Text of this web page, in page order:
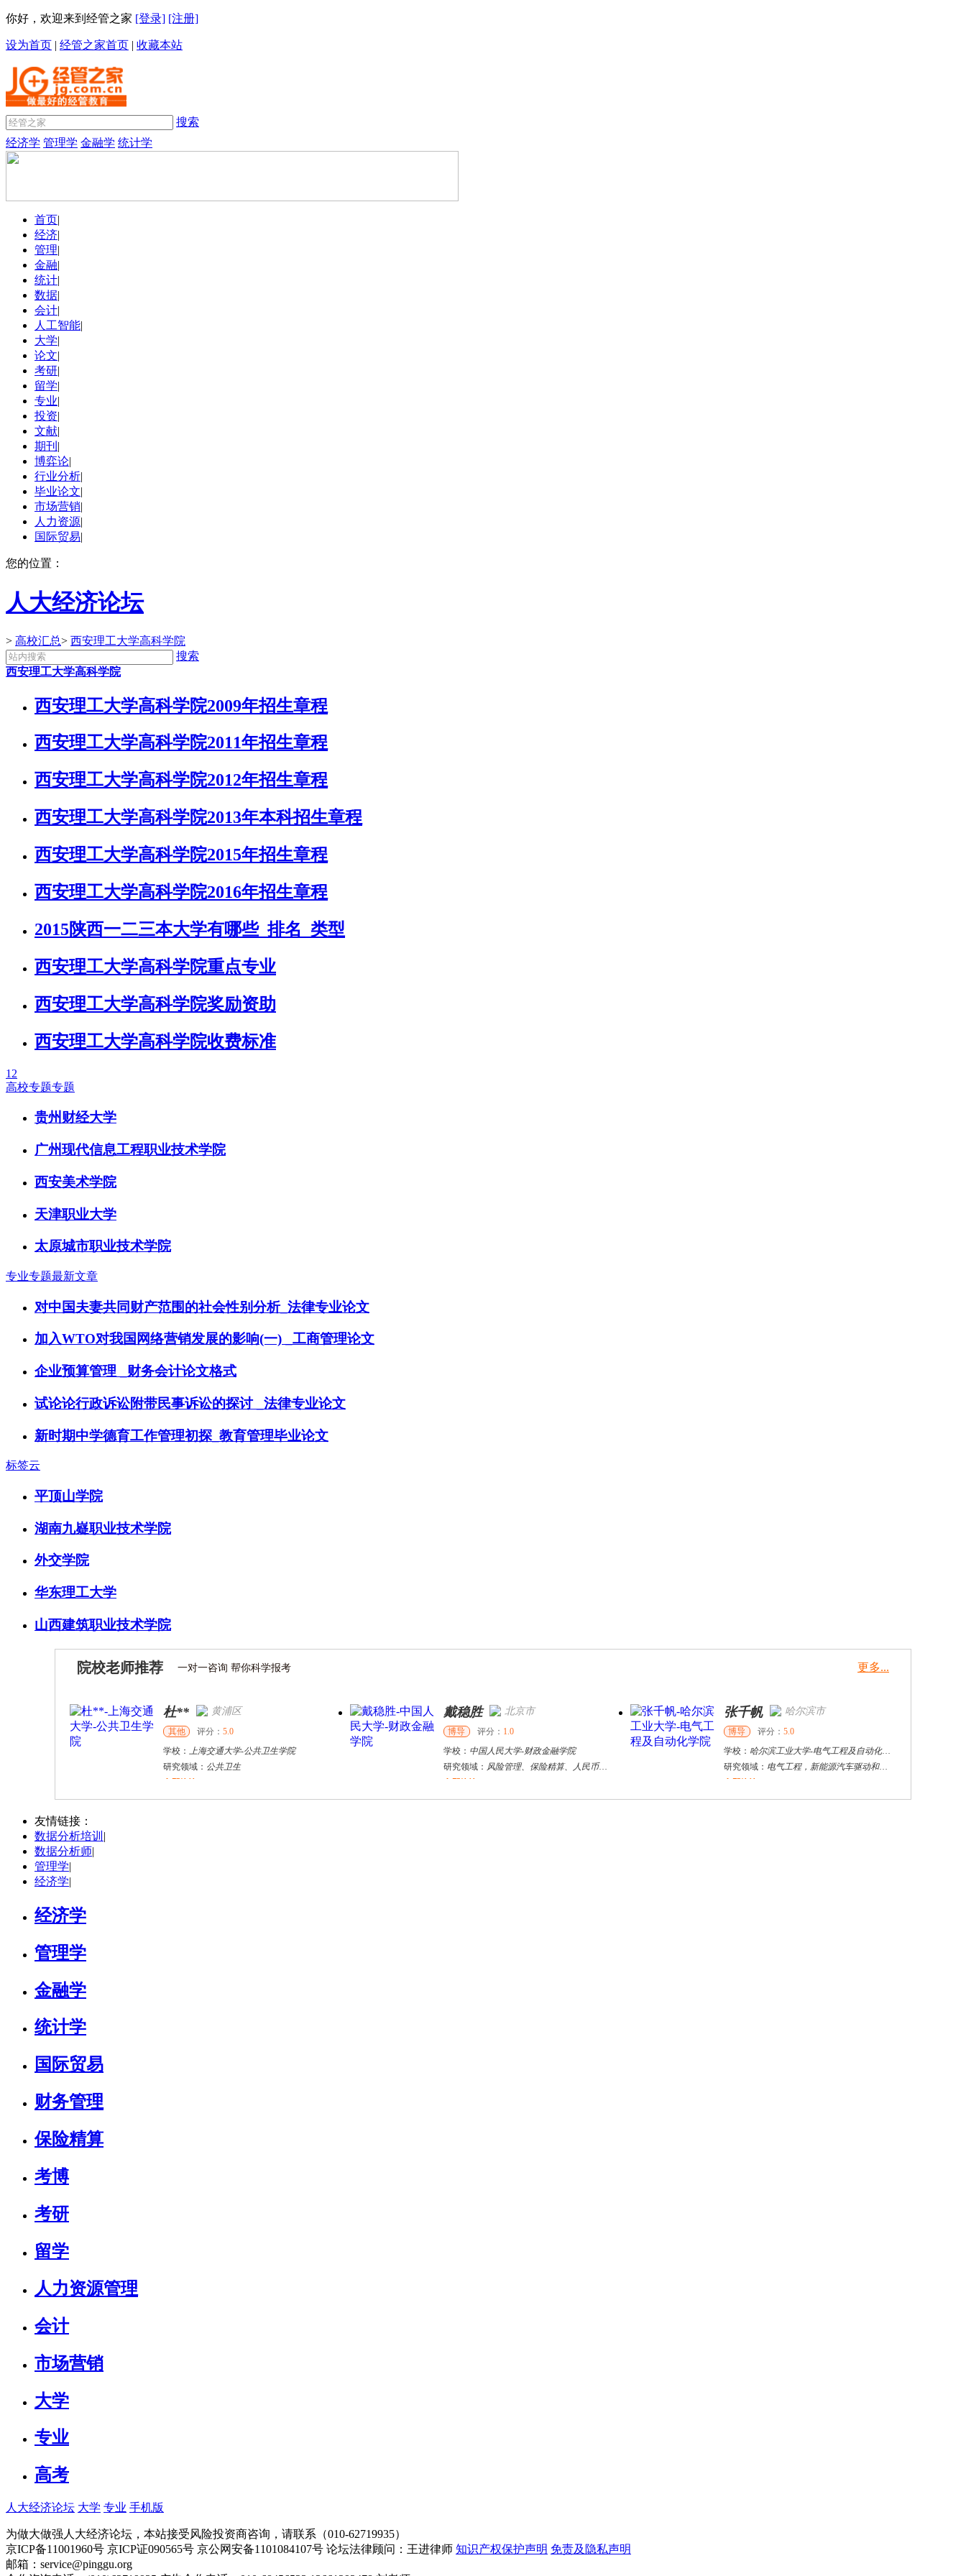
你好，欢迎来到经管之家 [登录] [注册]
设为首页 | 经管之家首页 | 收藏本站
搜索
经济学 管理学 金融学 统计学
首页|
经济|
管理|
金融|
统计|
数据|
会计|
人工智能|
大学|
论文|
考研|
留学|
专业|
投资|
文献|
期刊 |
博弈论|
行业分析|
毕业论文|
市场营销|
人力资源|
国际贸易|
您的位置：
人大经济论坛
> 高校汇总> 西安理工大学高科学院
搜索
西安理工大学高科学院
西安理工大学高科学院2009年招生章程
西安理工大学高科学院2011年招生章程
西安理工大学高科学院2012年招生章程
西安理工大学高科学院2013年本科招生章程
西安理工大学高科学院2015年招生章程
西安理工大学高科学院2016年招生章程
2015陕西一二三本大学有哪些_排名_类型
西安理工大学高科学院重点专业
西安理工大学高科学院奖励资助
西安理工大学高科学院收费标准
1 2
高校专题专题
贵州财经大学
广州现代信息工程职业技术学院
西安美术学院
天津职业大学
太原城市职业技术学院
专业专题最新文章
对中国夫妻共同财产范围的社会性别分析_法律专业论文
加入WTO对我国网络营销发展的影响(一) _工商管理论文
企业预算管理 _财务会计论文格式
试论论行政诉讼附带民事诉讼的探讨 _法律专业论文
新时期中学德育工作管理初探_教育管理毕业论文
标签云
平顶山学院
湖南九嶷职业技术学院
外交学院
华东理工大学
山西建筑职业技术学院
院校老师推荐 一对一咨询 帮你科学报考 更多...
杜** 黄浦区
其他 评分： 5.0
学校： 上海交通大学-公共卫生学院
研究领域： 公共卫生
立即咨询
戴稳胜 北京市
博导 评分： 1.0
学校： 中国人民大学-财政金融学院
研究领域： 风险管理、保险精算、人民币国际化
立即咨询
张千帆 哈尔滨市
博导 评分： 5.0
学校： 哈尔滨工业大学-电气工程及自动化学院
研究领域： 电气工程，新能源汽车驱动和充电
立即咨询
万志宏 天津市 赵璟 西安市 沈文宁 西安市
友情链接：
数据分析培训 |
数据分析师|
管理学|
经济学|
经济学
管理学
金融学
统计学
国际贸易
财务管理
保险精算
考博
考研
留学
人力资源管理
会计
市场营销
大学
专业
高考
人大经济论坛 大学 专业 手机版
为做大做强人大经济论坛，本站接受风险投资商咨询，请联系（010-62719935）
京ICP备11001960号 京ICP证090565号 京公网安备1101084107号 论坛法律顾问：王进律师 知识产权保护声明 免责及隐私声明
邮箱：service@pinggu.org